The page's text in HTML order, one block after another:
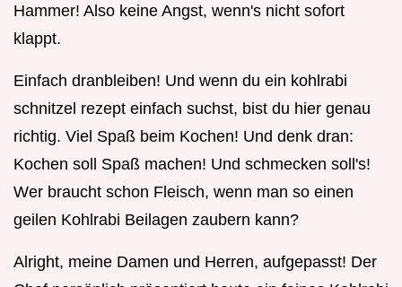
Hammer! Also keine Angst, wenn's nicht sofort
klappt.
Einfach dranbleiben! Und wenn du ein kohlrabi
schnitzel rezept einfach suchst, bist du hier genau
richtig. Viel Spaß beim Kochen! Und denk dran:
Kochen soll Spaß machen! Und schmecken soll's!
Wer braucht schon Fleisch, wenn man so einen
geilen Kohlrabi Beilagen zaubern kann?
Alright, meine Damen und Herren, aufgepasst! Der